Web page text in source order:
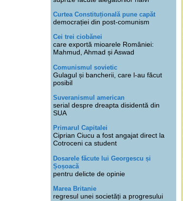
Curtea Constituțională pune capăt
democrației din post-comunism
Cei trei ciobănei
care exportă mioarele României:
Mahmud, Ahmad și Aswad
Comunismul sovietic
Gulagul și bancherii, care l-au făcut
posibil
Suveranismul american
serial despre dreapta disidentă din
SUA
Primarul Capitalei
Ciprian Ciucu a fost angajat direct la
Cotroceni ca student
Dosarele făcute lui Georgescu și
Șoșoacă
pentru delicte de opinie
Marea Britanie
regresul unei societăți a progresului